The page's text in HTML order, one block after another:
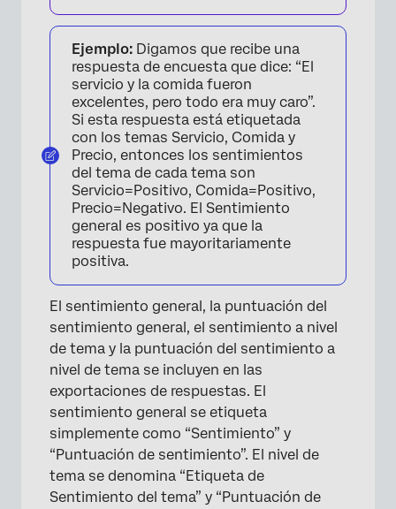
Ejemplo: Digamos que recibe una
respuesta de encuesta que dice: “El
servicio y la comida fueron
excelentes, pero todo era muy caro”.
Si esta respuesta está etiquetada
con los temas Servicio, Comida y
Precio, entonces los sentimientos
del tema de cada tema son
Servicio=Positivo, Comida=Positivo,
Precio=Negativo. El Sentimiento
general es positivo ya que la
respuesta fue mayoritariamente
positiva.
El sentimiento general, la puntuación del
sentimiento general, el sentimiento a nivel
de tema y la puntuación del sentimiento a
nivel de tema se incluyen en las
exportaciones de respuestas. El
sentimiento general se etiqueta
simplemente como “Sentimiento” y
“Puntuación de sentimiento”. El nivel de
tema se denomina “Etiqueta de
Sentimiento del tema” y “Puntuación de